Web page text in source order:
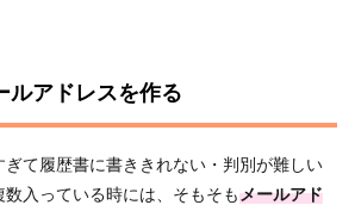
ルアドレスを作る
ぎて履歴書に書ききれない・判別が難しい
入っている時には、そもそもメールアド